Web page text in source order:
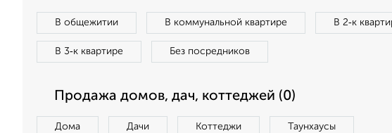
В общежитии В коммунальной квартире В 2‑к
В 3‑к квартире Без посредников
Продажа домов, дач, коттеджей (0)
Дома Дачи Коттеджи Таунхаусы